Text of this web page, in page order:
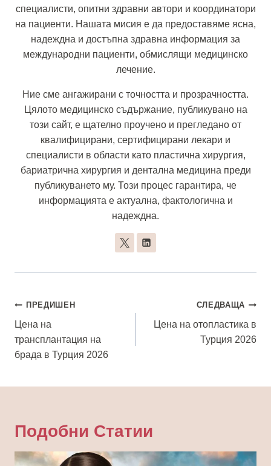
специалисти, опитни здравни автори и координатори
на пациенти. Нашата мисия е да предоставяме ясна,
надеждна и достъпна здравна информация за
международни пациенти, обмислящи медицинско
лечение.
Ние сме ангажирани с точността и прозрачността.
Цялото медицинско съдържание, публикувано на
този сайт, е щателно проучено и прегледано от
квалифицирани, сертифицирани лекари и
специалисти в области като пластична хирургия,
бариатрична хирургия и дентална медицина преди
публикуването му. Този процес гарантира, че
информацията е актуална, фактологична и
надеждна.
Навигация
ПРЕДИШЕН
Цена на
трансплантация на
брада в Турция 2026
СЛЕДВАЩА
Цена на отопластика в
Турция 2026
Подобни Статии